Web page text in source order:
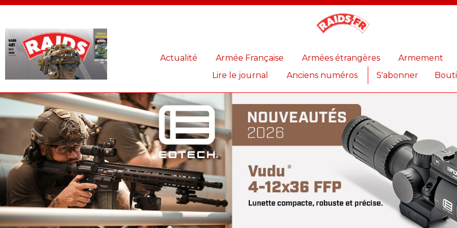
Actualité Armée Française Armées étrangères
Armement
Lire le journal
Anciens numéros S'abonner
Panneau de gestion des cookies